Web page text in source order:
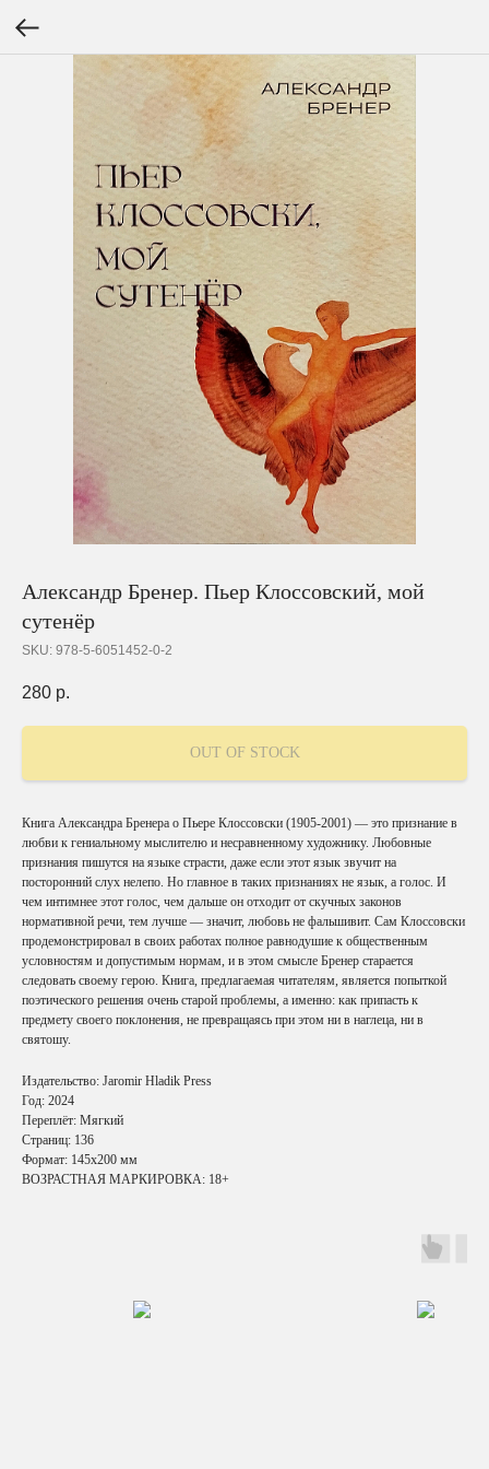
Александр Бренер. Пьер Клоссовский, мой
сутенёр
SKU: 978-5-6051452-0-2
280 р.
OUT OF STOCK
Книга Александра Бренера о Пьере Клоссовски (1905-2001) — это признание в
любви к гениальному мыслителю и несравненному художнику. Любовные
признания пишутся на языке страсти, даже если этот язык звучит на
посторонний слух нелепо. Но главное в таких признаниях не язык, а голос. И
чем интимнее этот голос, чем дальше он отходит от скучных законов
нормативной речи, тем лучше — значит, любовь не фальшивит. Сам Клоссовски
продемонстрировал в своих работах полное равнодушие к общественным
условностям и допустимым нормам, и в этом смысле Бренер старается
следовать своему герою. Книга, предлагаемая читателям, является попыткой
поэтического решения очень старой проблемы, а именно: как припасть к
предмету своего поклонения, не превращаясь при этом ни в наглеца, ни в
святошу.
Издательство: Jaromir Hladik Press
Год: 2024
Переплёт: Мягкий
Страниц: 136
Формат: 145х200 мм
ВОЗРАСТНАЯ МАРКИРОВКА: 18+